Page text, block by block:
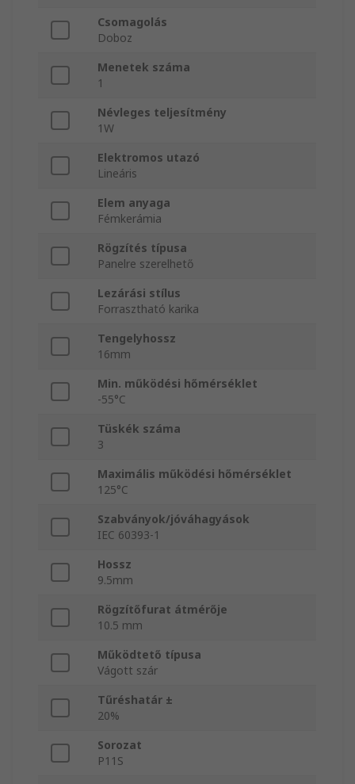
Csomagolás
Doboz
Menetek száma
1
Névleges teljesítmény
1W
Elektromos utazó
Lineáris
Elem anyaga
Fémkerámia
Rögzítés típusa
Panelre szerelhető
Lezárási stílus
Forrasztható karika
Tengelyhossz
16mm
Min. működési hőmérséklet
-55°C
Tüskék száma
3
Maximális működési hőmérséklet
125°C
Szabványok/jóváhagyások
IEC 60393-1
Hossz
9.5mm
Rögzítőfurat átmérője
10.5 mm
Működtető típusa
Vágott szár
Tűréshatár ±
20%
Sorozat
P11S